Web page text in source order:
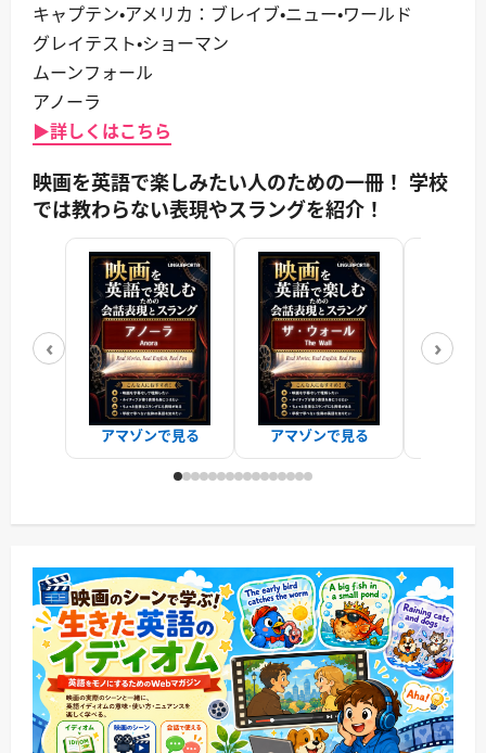
キャプテン・アメリカ：ブレイブ・ニュー・ワールド
グレイテスト・ショーマン
ムーンフォール
アノーラ
▶詳しくはこちら
映画を英語で楽しみたい人のための一冊！ 学校
では教わらない表現やスラングを紹介！
‹
アマゾンで見る アマゾンで見る
›